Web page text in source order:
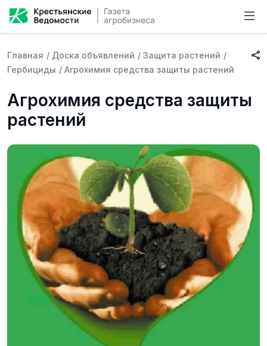
Главная / Доска объявлений / Защита растений /
Гербициды / Агрохимия средства защиты растений
Агрохимия средства защиты
растений